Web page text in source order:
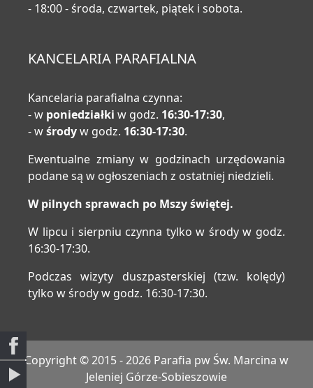
- 18:00 - środa, czwartek, piątek i sobota.
KANCELARIA PARAFIALNA
Kancelaria parafialna czynna:
- w poniedziałki w godz. 16:30-17:30,
- wśrodyw godz. 16:30-17:30.
Ewentualne zmiany w godzinach urzędowania
podane są w ogłoszeniach z ostatniej niedzieli.
W pilnych sprawach po Mszy świętej.
W lipcu i sierpniu czynna tylko w środy w godz.
16:30-17:30.
Podczas wizyty duszpasterskiej (tzw. kolędy)
tylko w środy w godz. 16:30-17:30.
Copyright © 2015 - 2026 Parafia pw Św. Marcina w
Jeleniej Górze-Sobieszowie